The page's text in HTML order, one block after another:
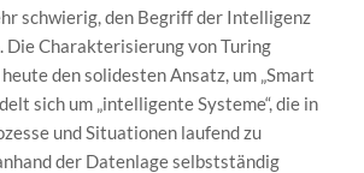
schwierig, den Begriff der Intelligenz
Die Charakterisierung von Turing
den solidesten Ansatz, um „Smart
sich um „intelligente Systeme“, die in
und Situationen laufend zu
der Datenlage selbstständig